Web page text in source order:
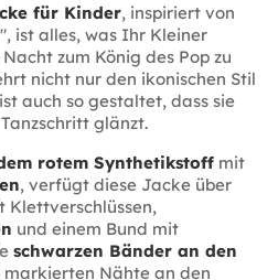
für Kinder, inspiriert von
ist alles, was Ihr Kleiner
zum König des Pop zu
nicht nur den ikonischen Stil
auch so gestaltet, dass sie
glänzt.
rotem Synthetikstoff mit
, verfügt diese Jacke über
Klettverschlüssen,
und einem Bund mit
schwarzen Bänder an den
markierten Nähte an den